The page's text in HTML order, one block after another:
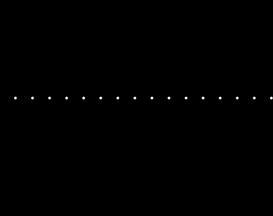
・・・・・・・・・・・・・・